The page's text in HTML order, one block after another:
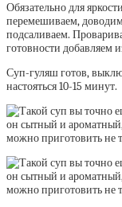
Обязательно для
перемешиваем,
подсаливаем.
готовности добавляем
Суп-гуляш готов,
настояться 10-15 минут.